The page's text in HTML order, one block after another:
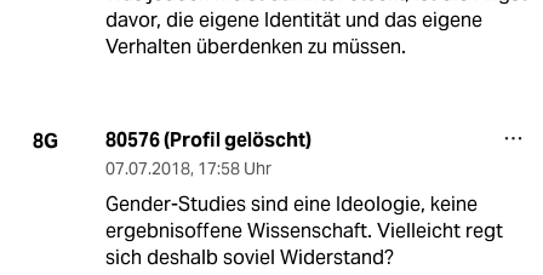
davor, die eigene Identität und das eigene
Verhalten überdenken zu müssen.
8G 80576 (Profil gelöscht)
07.07.2018, 17:58 Uhr
Gender-Studies sind eine Ideologie, keine
ergebnisoffene Wissenschaft. Vielleicht regt
sich deshalb soviel Widerstand?